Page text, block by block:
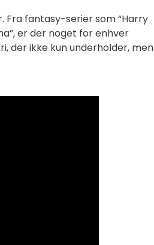
Fra fantasy-serier som “Harry
er der noget for enhver
der ikke kun underholder, men